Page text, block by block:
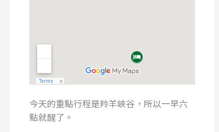
今天的重點行程是羚羊峽谷，所以一早六
點就醒了。